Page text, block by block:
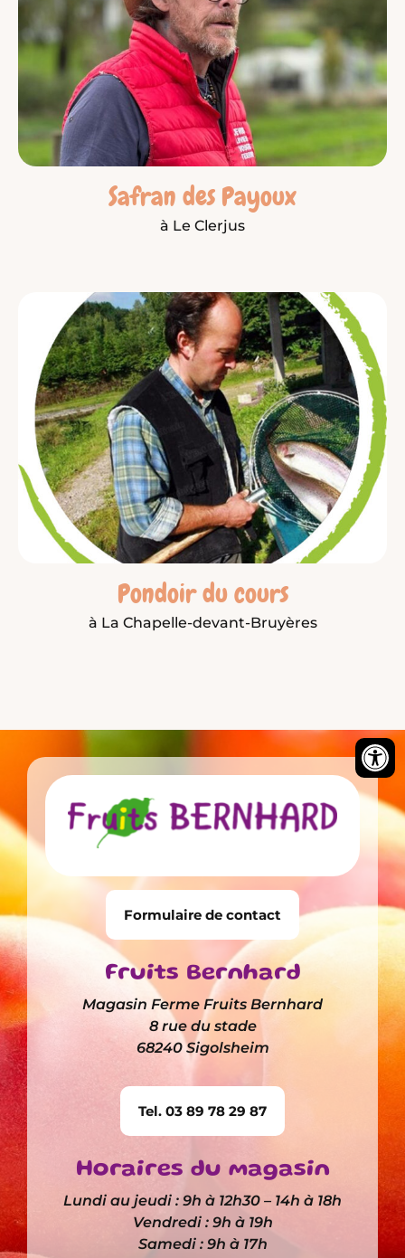
Safran des Payoux
à Le Clerjus
Pondoir du cours
à La Chapelle-devant-Bruyères
Formulaire de contact
Fruits Bernhard
Magasin Ferme Fruits Bernhard
8 rue du stade
68240 Sigolsheim
Tel. 03 89 78 29 87
Horaires du magasin
Lundi au jeudi : 9h à 12h30 – 14h à 18h
Vendredi : 9h à 19h
Samedi : 9h à 17h